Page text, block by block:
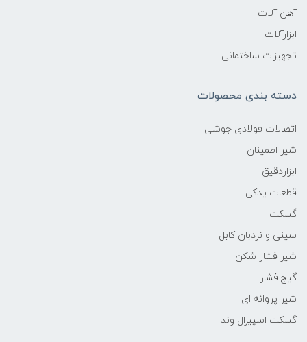
آهن آلات
ابزارآلات
تجهیزات ساختمانی
دسته بندی محصولات
اتصالات فولادی جوشی
شیر اطمینان
ابزاردقیق
قطعات یدکی
گسکت
سینی و نردبان کابل
شیر فشار شکن
گیج فشار
شیر پروانه ای
گسکت اسپیرال وند